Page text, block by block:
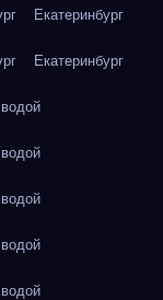
Екатеринбург
Екатеринбург